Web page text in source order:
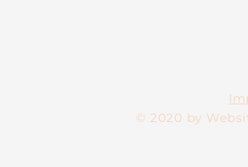
© 2020 by